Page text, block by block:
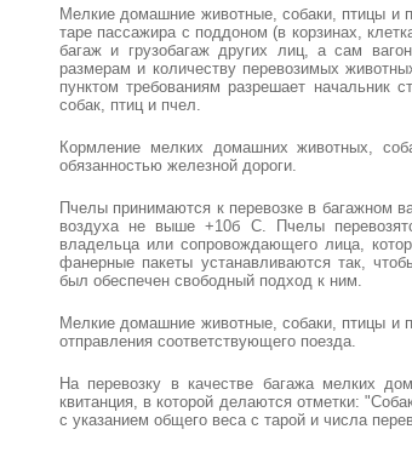
Мелкие домашние животные, собаки, птицы и
таре пассажира с поддоном (в корзинах,
багаж и грузобагаж других лиц, а сам
размерам и количеству перевозимых
пунктом требованиям разрешает начальник
собак, птиц и пчел.
Кормление мелких домашних животных,
обязанностью железной дороги.
Пчелы принимаются к перевозке в багажном
воздуха не выше +10б С. Пчелы
владельца или сопровождающего лица,
фанерные пакеты устанавливаются так,
был обеспечен свободный подход к ним.
Мелкие домашние животные, собаки, птицы и
отправления соответствующего поезда.
На перевозку в качестве багажа мелких
квитанция, в которой делаются отметки:
с указанием общего веса с тарой и числа